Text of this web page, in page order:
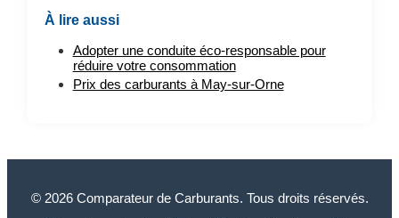
À lire aussi
Adopter une conduite éco-responsable pour
réduire votre consommation
Prix des carburants à May-sur-Orne
© 2026 Comparateur de Carburants. Tous droits réservés.